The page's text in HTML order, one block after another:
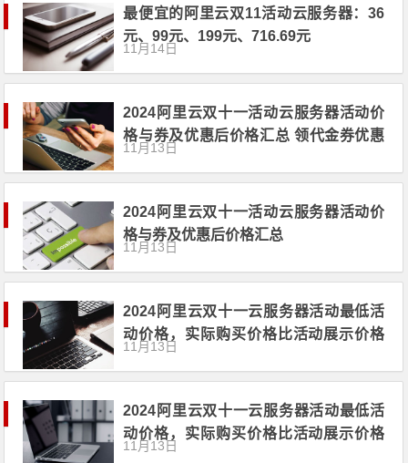
最便宜的阿里云双11活动云服务器：36
元、99元、199元、716.69元
11月14日
2024阿里云双十一活动云服务器活动价
格与券及优惠后价格汇总 领代金券优惠
券
11月13日
2024阿里云双十一活动云服务器活动价
格与券及优惠后价格汇总
11月13日
2024阿里云双十一云服务器活动最低活
动价格，实际购买价格比活动展示价格
更便宜 领代金券
11月13日
2024阿里云双十一云服务器活动最低活
动价格，实际购买价格比活动展示价格
更便宜
11月13日